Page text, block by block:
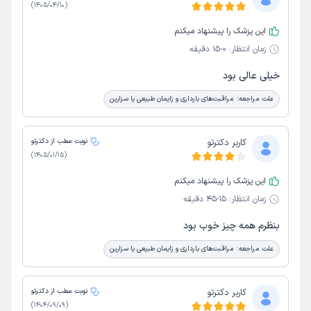
(
1405/04/10
)
این پزشک را پیشنهاد میکنم
زمان انتظار: 0-15 دقیقه
خیلی عالی بود
علت مراجعه: مراقبت‌های بارداری و زایمان طبیعی یا سزارین
کاربر دکترتو
نوبت مطب از دکترتو
(
1405/01/15
)
این پزشک را پیشنهاد میکنم
زمان انتظار: 15-45 دقیقه
بنظرم همه چیز خوب بود
علت مراجعه: مراقبت‌های بارداری و زایمان طبیعی یا سزارین
کاربر دکترتو
نوبت مطب از دکترتو
(
1404/09/09
)